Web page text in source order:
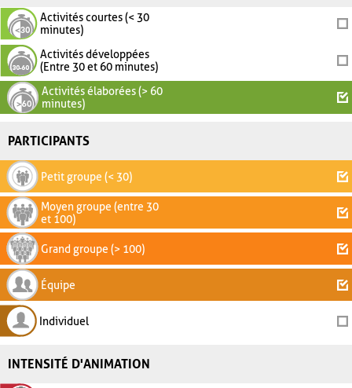
Activités courtes (< 30
minutes)
Activités développées
(Entre 30 et 60 minutes)
Activités élaborées (> 60
minutes)
PARTICIPANTS
Petit groupe (< 30)
Moyen groupe (entre 30
et 100)
Grand groupe (> 100)
Équipe
Individuel
INTENSITÉ D'ANIMATION